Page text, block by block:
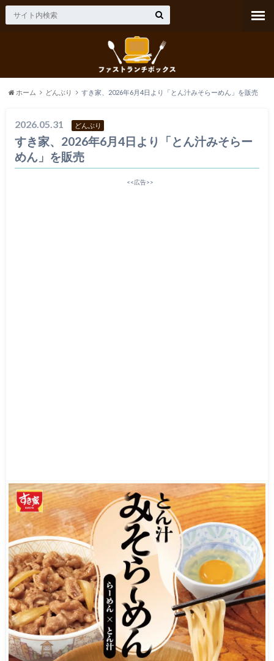
ホーム どんぶり すき家、2026年6月4日より「とん汁みそらーめん」を販売
2026.05.31 どんぶり
すき家、2026年6月4日より「とん汁みそらー
めん」を販売
<<広告>>